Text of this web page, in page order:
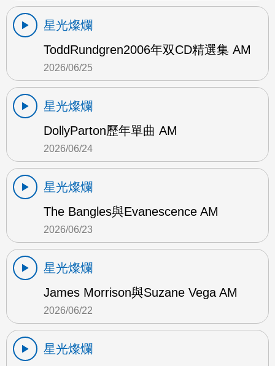
星光燦爛
ToddRundgren2006年双CD精選集 AM
2026/06/25
星光燦爛
DollyParton歷年單曲 AM
2026/06/24
星光燦爛
The Bangles與Evanescence AM
2026/06/23
星光燦爛
James Morrison與Suzane Vega AM
2026/06/22
星光燦爛